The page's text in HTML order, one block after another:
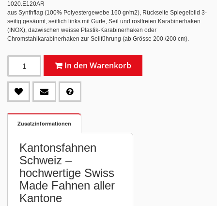
1020.E120AR
aus Synthflag (100% Polyestergewebe 160 gr/m2), Rückseite Spiegelbild 3-
seitig gesäumt, seitlich links mit Gurte, Seil und rostfreien Karabinerhaken
(INOX), dazwischen weisse Plastik-Karabinerhaken oder
Chromstahlkarabinerhaken zur Seilführung (ab Grösse 200 /200 cm).
In den Warenkorb
Zusatzinformationen
Kantonsfahnen
Schweiz –
hochwertige Swiss
Made Fahnen aller
Kantone